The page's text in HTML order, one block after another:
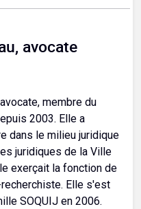
avocate
membre du
2003. Elle a
dans le milieu juridique
juridiques de la Ville
exerçait la fonction de
Elle s'est
SOQUIJ en 2006.